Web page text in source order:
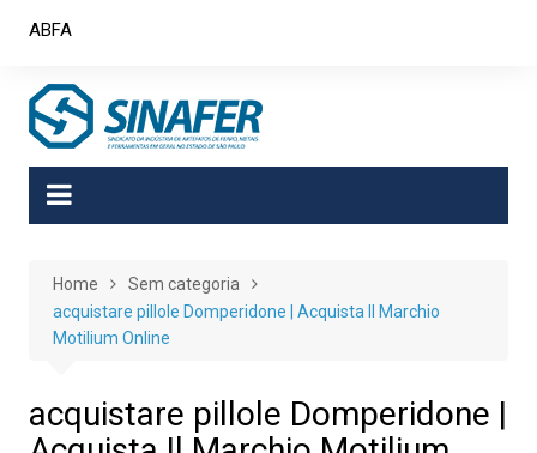
ABFA
Home
Sem categoria
acquistare pillole Domperidone | Acquista Il Marchio
Motilium Online
acquistare pillole Domperidone |